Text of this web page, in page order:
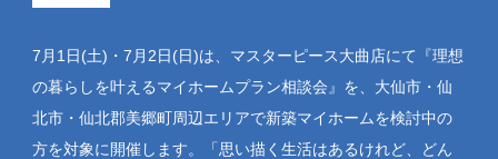
7月1日(土)・7月2日(日)は、マスターピース大曲店にて『理想
の暮らしを叶えるマイホームプラン相談会』を、大仙市・仙
北市・仙北郡美郷町周辺エリアで新築マイホームを検討中の
方を対象に開催します。「思い描く生活はあるけれど、どん